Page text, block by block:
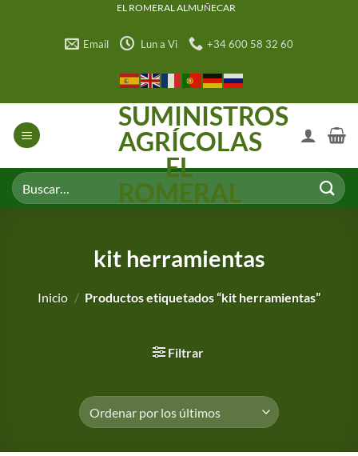
EL ROMERAL ALMUÑECAR
Email Lun a Vi +34 600 58 32 60
SUMINISTROS
AGRÍCOLAS
EL
ROMERAL
Buscar
por:
kit herramientas
Inicio / Productos etiquetados “kit herramientas”
Filtrar